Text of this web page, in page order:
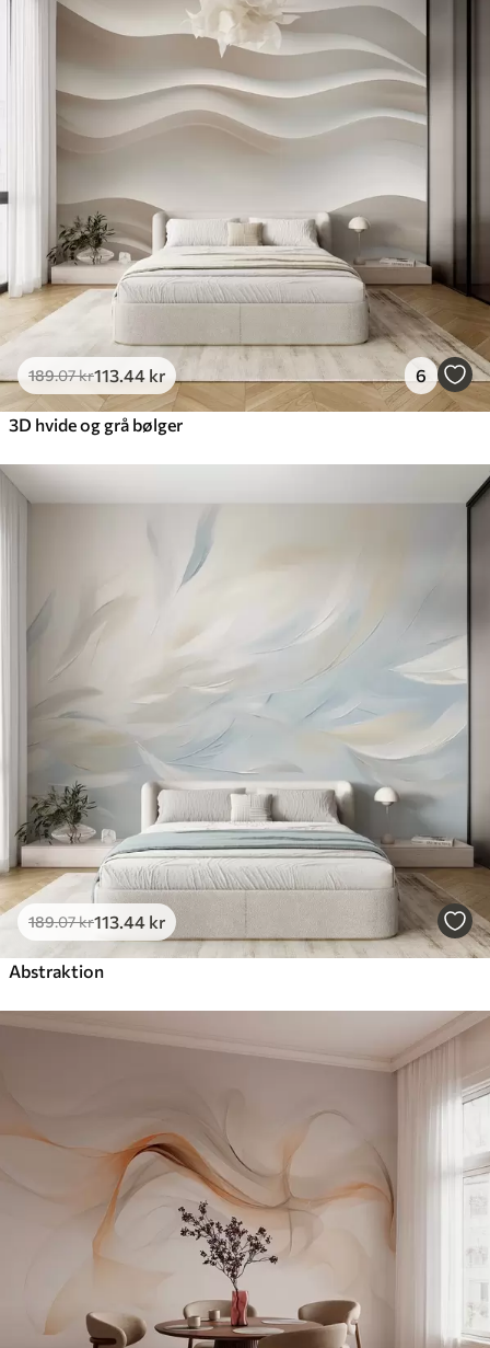
189.07kr113 .44 kr 6
3D hvide og grå bølger
189.07kr113 .44 kr
Abstraktion